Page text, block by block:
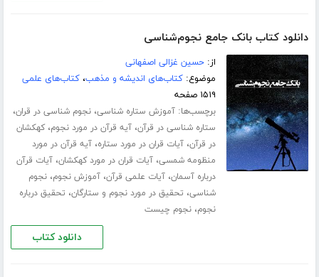
دانلود کتاب بانک جامع نجوم‌شناسی
از:حسین غزالی اصفهانی
موضوع:کتاب‌های اندیشه و مذهب،کتاب‌های علمی
۱۵۱۹ صفحه
برچسب‌ها:آموزش ستاره شناسی،نجوم شناسی در قران،
ستاره شناسی در قرآن،آیه قرآن در مورد نجوم،کهکشان
در قرآن،آیات قران در مورد ستاره،آیه قرآن در مورد
منظومه شمسی،آیات قران در مورد کهکشان،آیات قرآن
درباره آسمان،آیات علمی قرآن،آموزش نجوم،نجوم
شناسی، تحقیق در مورد نجوم و ستارگان، تحقیق درباره
نجوم،نجوم چیست
دانلود کتاب